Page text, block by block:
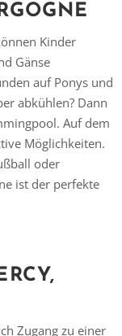
Kinder
Gänse
auf Ponys und
abkühlen? Dann
Auf dem
Möglichkeiten.
oder
ist der perfekte
Zugang zu einer